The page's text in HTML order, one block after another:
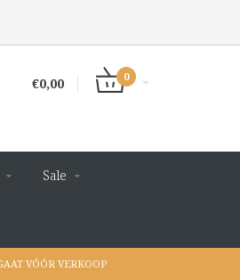
€0,00 0
Sale
VÓÓR VERKOOP